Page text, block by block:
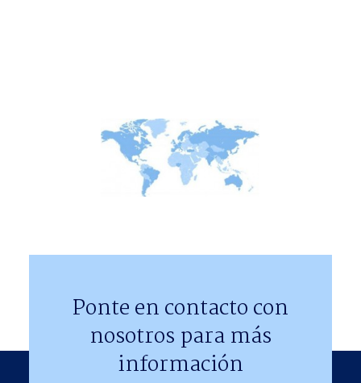
Ponte en contacto con
nosotros para más
información